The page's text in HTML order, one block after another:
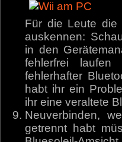
Für die Leute die
auskennen:
in den
fehlerfrei
fehlerhafter
habt ihr ein
ihr eine veraltete
Neuverbinden,
getrennt habt